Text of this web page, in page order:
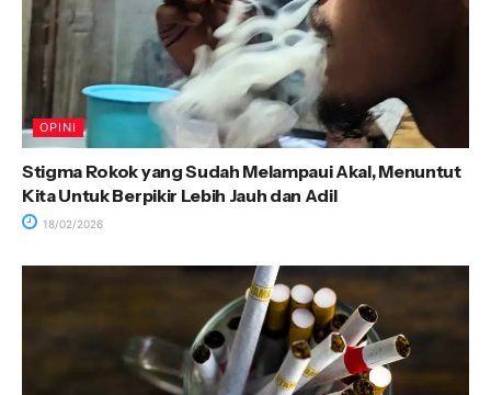
OPINI
Stigma Rokok yang Sudah Melampaui Akal, Menuntut
Kita Untuk Berpikir Lebih Jauh dan Adil
18/02/2026